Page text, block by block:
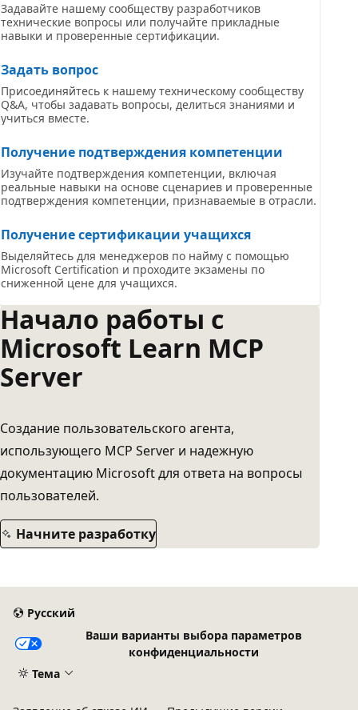
Задавайте нашему сообществу разработчиков
технические вопросы или получайте прикладные
навыки и проверенные сертификации.
Задать вопрос
Присоединяйтесь к нашему техническому сообществу
Q&A, чтобы задавать вопросы, делиться знаниями и
учиться вместе.
Получение подтверждения компетенции
Изучайте подтверждения компетенции, включая
реальные навыки на основе сценариев и проверенные
подтверждения компетенции, признаваемые в отрасли.
Получение сертификации учащихся
Выделяйтесь для менеджеров по найму с помощью
Microsoft Certification и проходите экзамены по
сниженной цене для учащихся.
Начало работы с
Microsoft Learn MCP
Server
Создание пользовательского агента,
использующего MCP Server и надежную
документацию Microsoft для ответа на вопросы
пользователей.
Начните разработку
Русский
Ваши варианты выбора параметров
конфиденциальности
Тема